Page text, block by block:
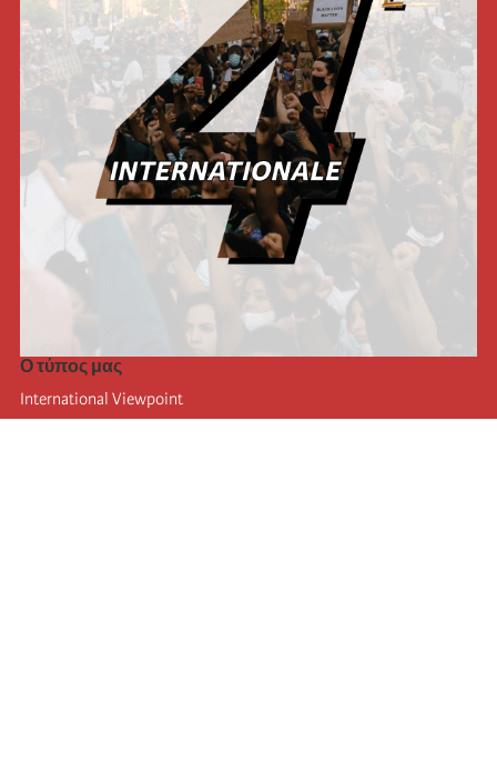
Ο τύπος μας
International Viewpoint